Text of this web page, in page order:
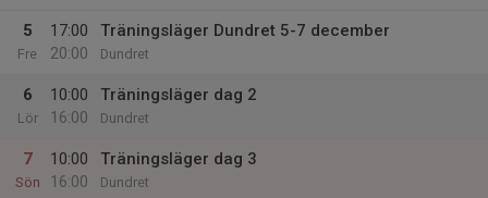
5
Fre
17:00
20:00
Träningsläger Dundret 5-7 december
Dundret
6
Lör
10:00
16:00
Träningsläger dag 2
Dundret
7
Sön
10:00
16:00
Träningsläger dag 3
Dundret